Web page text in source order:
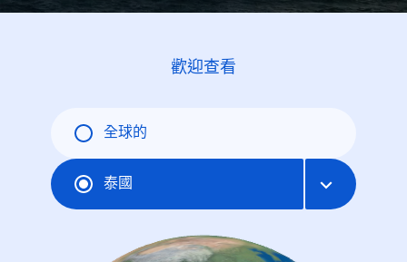
歡迎查看
全球的
泰國